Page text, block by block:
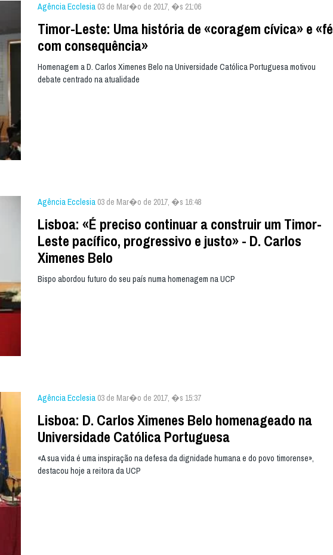
Agência Ecclesia 03 de Mar�o de 2017, �s 21:06
Timor-Leste: Uma história de «coragem cívica» e «fé
com consequência»
Homenagem a D. Carlos Ximenes Belo na Universidade Católica Portuguesa motivou
debate centrado na atualidade
Agência Ecclesia 03 de Mar�o de 2017, �s 16:48
Lisboa: «É preciso continuar a construir um Timor-
Leste pacífico, progressivo e justo» - D. Carlos
Ximenes Belo
Bispo abordou futuro do seu país numa homenagem na UCP
Agência Ecclesia 03 de Mar�o de 2017, �s 15:37
Lisboa: D. Carlos Ximenes Belo homenageado na
Universidade Católica Portuguesa
«A sua vida é uma inspiração na defesa da dignidade humana e do povo timorense»,
destacou hoje a reitora da UCP